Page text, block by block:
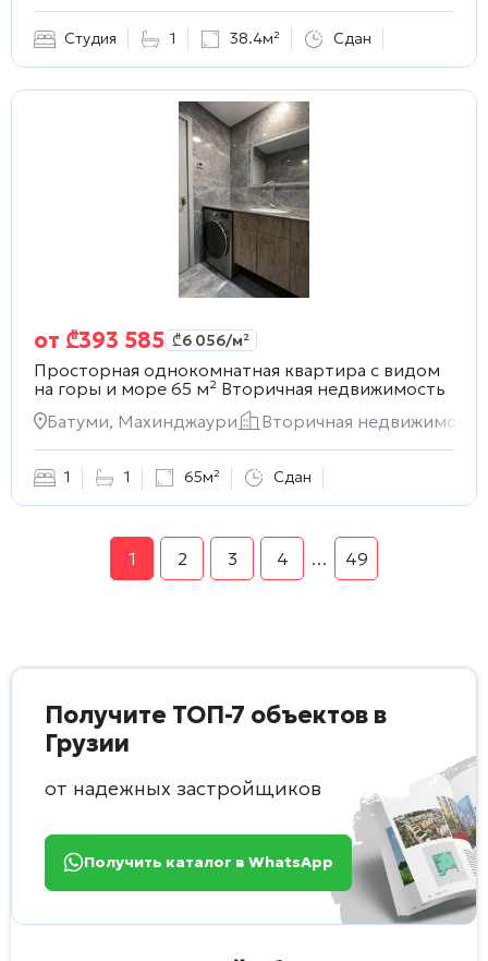
Студия 1 38.4м² Сдан
от ₾393 585 ₾6 056/м²
Просторная однокомнатная квартира c видом
на горы и море 65 м² Вторичная недвижимость
Батуми, Махинджаури
Вторичная недвижимость
1 1 65м² Сдан
1 2 3 4 … 49
Получите ТОП-7 объектов в
Грузии
от надежных застройщиков
Получить каталог в WhatsApp